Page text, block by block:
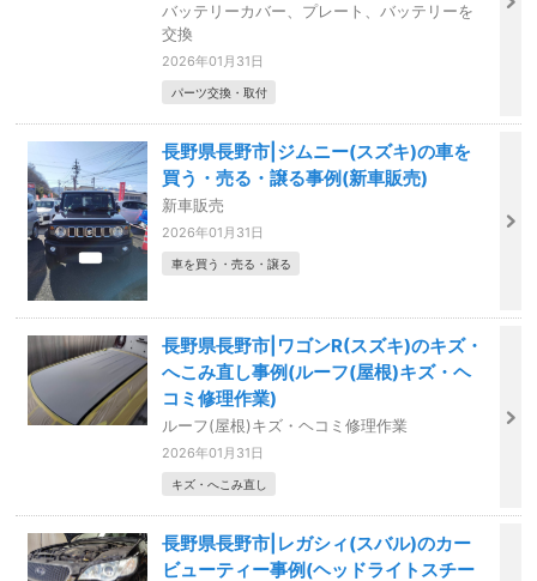
バッテリーカバー、プレート、バッテリーを
交換
2026年01月31日
パーツ交換・取付
長野県長野市|ジムニー(スズキ)の車を
買う・売る・譲る事例(新車販売)
新車販売
2026年01月31日
車を買う・売る・譲る
長野県長野市|ワゴンR(スズキ)のキズ・
へこみ直し事例(ルーフ(屋根)キズ・ヘ
コミ修理作業)
ルーフ(屋根)キズ・ヘコミ修理作業
2026年01月31日
キズ・へこみ直し
長野県長野市|レガシィ(スバル)のカー
ビューティー事例(ヘッドライトスチー